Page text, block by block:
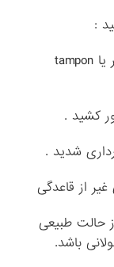
:
· مجبور شوید هر ۲ یا ۳ ساعت یکبار نوار یا tampon
کشید .
شدید .
از قاعدگی
شما برای۲ یا ۳ دوره از حالت طبیعی
باشد.